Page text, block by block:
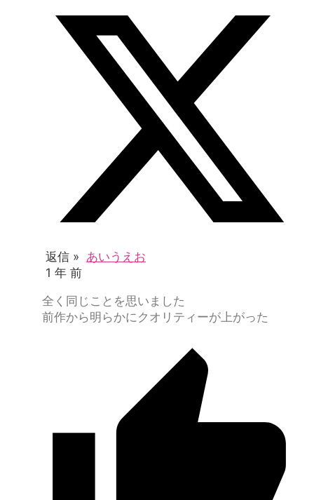
返信 » あいうえお
1 年 前
全く同じことを思いました
前作から明らかにクオリティーが上がった